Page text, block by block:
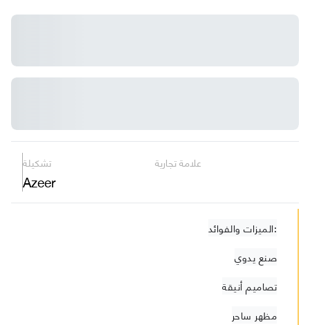
تشكيلة
Azeer
علامة تجارية
الميزات والفوائد:
صنع يدوي
تصاميم أنيقة
مظهر ساحر